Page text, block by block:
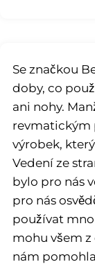
Se značkou
doby, co
ani nohy.
revmatickým
výrobek,
Vedení ze
bylo pro nás
pro nás
používat
mohu všem
nám